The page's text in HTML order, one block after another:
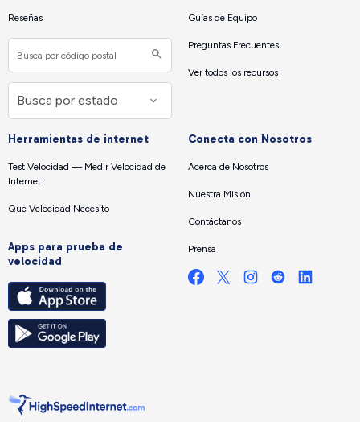
Reseñas Guías de Equipo
Preguntas Frecuentes
Ver todos los recursos
Herramientas de internet
Test Velocidad — Medir Velocidad de
Internet
Que Velocidad Necesito
Apps para prueba de
velocidad
Conecta con Nosotros
Acerca de Nosotros
Nuestra Misión
Contáctanos
Prensa